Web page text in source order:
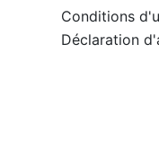
Conditions
Déclaration